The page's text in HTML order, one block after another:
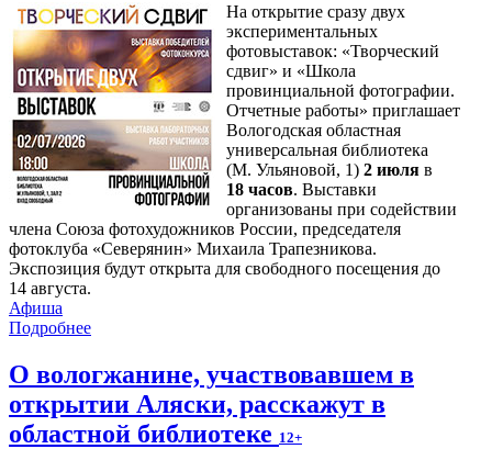
На открытие сразу двух
экспериментальных
фотовыставок: «Творческий
сдвиг» и «Школа
провинциальной фотографии.
Отчетные работы» приглашает
Вологодская областная
универсальная библиотека
(М. Ульяновой, 1) 2 июля в
18 часов. Выставки
организованы при содействии
члена Союза фотохудожников России, председателя
фотоклуба «Северянин» Михаила Трапезникова.
Экспозиция будут открыта для свободного посещения до
14 августа.
Афиша
Подробнее
О вологжанине, участвовавшем в
открытии Аляски, расскажут в
областной библиотеке 12+